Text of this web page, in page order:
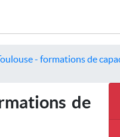
- formations de
de